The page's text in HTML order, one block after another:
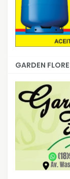
GARDEN